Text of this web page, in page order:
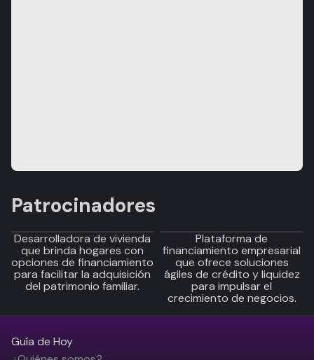
Patrocinadores
Desarrolladora de vivienda
que brinda hogares con
opciones de financiamiento
para facilitar la adquisición
del patrimonio familiar.
Plataforma de
financiamiento empresarial
que ofrece soluciones
ágiles de crédito y liquidez
para impulsar el
crecimiento de negocios.
Guía de Hoy